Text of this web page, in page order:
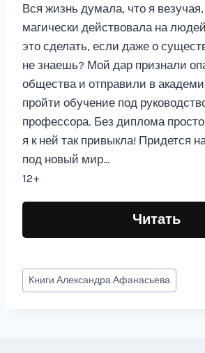
Вся жизнь думала, что я везучая,
магически действовала на
это сделать, если даже о
не знаешь? Мой дар признали
общества и отправили в
пройти обучение под
профессора. Без диплома
я к ней так привыкла! Придется
под новый мир…
12+
Читать
Метки
записи:
КнигиАлександра Афанасьева